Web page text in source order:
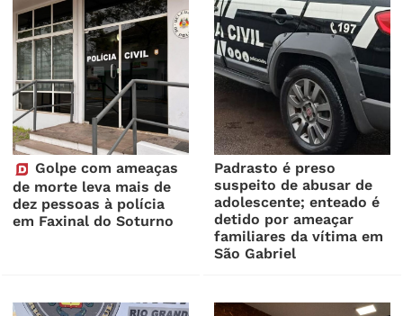
Golpe com ameaças
de morte leva mais de
dez pessoas à polícia
em Faxinal do Soturno
Padrasto é preso
suspeito de abusar de
adolescente; enteado é
detido por ameaçar
familiares da vítima em
São Gabriel